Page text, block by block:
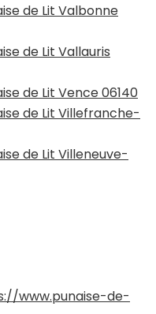
de Lit Valbonne
de Lit Vallauris
de Lit Vence 06140
de Lit Villefranche-
de Lit Villeneuve-
www.punaise-de-